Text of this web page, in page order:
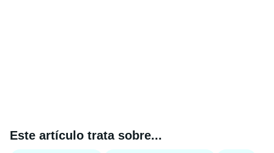
Este artículo trata sobre...